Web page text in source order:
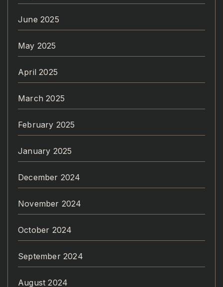
June 2025
May 2025
April 2025
March 2025
February 2025
January 2025
December 2024
November 2024
October 2024
September 2024
August 2024